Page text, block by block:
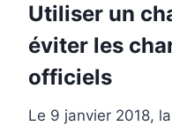
Utiliser un
éviter les
officiels
Le 9 janvier 2018,